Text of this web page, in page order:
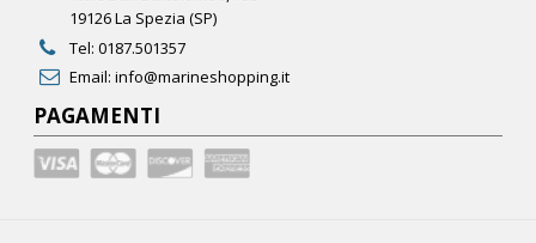
19126 La Spezia (SP)
Tel: 0187.501357
Email: info@marineshopping.it
PAGAMENTI